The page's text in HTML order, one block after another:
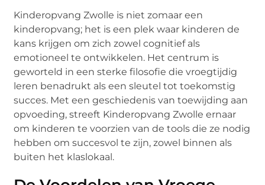
Kinderopvang Zwolle is niet zomaar een
kinderopvang; het is een plek waar kinderen de
kans krijgen om zich zowel cognitief als
emotioneel te ontwikkelen. Het centrum is
geworteld in een sterke filosofie die vroegtijdig
leren benadrukt als een sleutel tot toekomstig
succes. Met een geschiedenis van toewijding aan
opvoeding, streeft Kinderopvang Zwolle ernaar
om kinderen te voorzien van de tools die ze nodig
hebben om succesvol te zijn, zowel binnen als
buiten het klaslokaal.